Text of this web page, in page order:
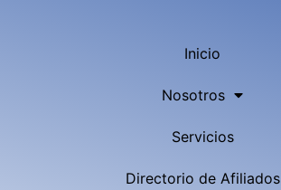
Inicio
Nosotros
Servicios
Directorio de Afiliados